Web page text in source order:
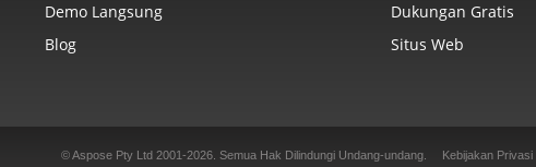
Demo Langsung Dukungan Gratis
Blog Situs Web
© Aspose Pty Ltd 2001-2026. Semua Hak Dilindungi Undang-undang. Kebijakan Privasi